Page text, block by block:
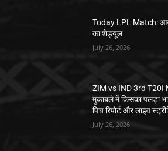
Today LPL Match:
का शेड्यूल
July 26, 2026
ZIM vs IND 3rd
मुकाबले में किसका पलड़ा
पिच रिपोर्ट और लाइव
July 26, 2026